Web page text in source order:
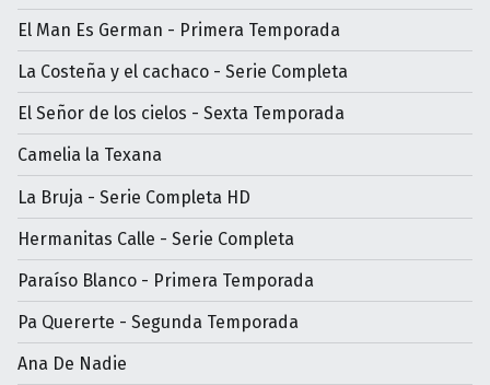
El Man Es German - Primera Temporada
La Costeña y el cachaco - Serie Completa
El Señor de los cielos - Sexta Temporada
Camelia la Texana
La Bruja - Serie Completa HD
Hermanitas Calle - Serie Completa
Paraíso Blanco - Primera Temporada
Pa Quererte - Segunda Temporada
Ana De Nadie